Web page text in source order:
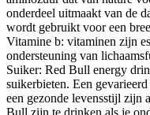
onderdeel uitmaakt van de
wordt gebruikt voor een
Vitamine b: vitaminen zijn
ondersteuning van
Suiker: Red Bull energy
suikerbieten. Een
een gezonde levensstijl zijn
Bull zijn te drinken als je